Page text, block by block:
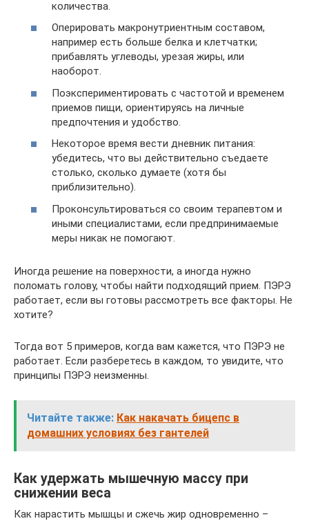
количества.
Оперировать макронутриентным составом,
например есть больше белка и клетчатки;
прибавлять углеводы, урезая жиры, или
наоборот.
Поэкспериментировать с частотой и временем
приемов пищи, ориентируясь на личные
предпочтения и удобство.
Некоторое время вести дневник питания:
убедитесь, что вы действительно съедаете
столько, сколько думаете (хотя бы
приблизительно).
Проконсультироваться со своим терапевтом и
иными специалистами, если предпринимаемые
меры никак не помогают.
Иногда решение на поверхности, а иногда нужно
поломать голову, чтобы найти подходящий прием. ПЭРЭ
работает, если вы готовы рассмотреть все факторы. Не
хотите?
Тогда вот 5 примеров, когда вам кажется, что ПЭРЭ не
работает. Если разберетесь в каждом, то увидите, что
принципы ПЭРЭ неизменны.
Читайте также: Как накачать бицепс в
домашних условиях без гантелей
Как удержать мышечную массу при
снижении веса
Как нарастить мышцы и сжечь жир одновременно –